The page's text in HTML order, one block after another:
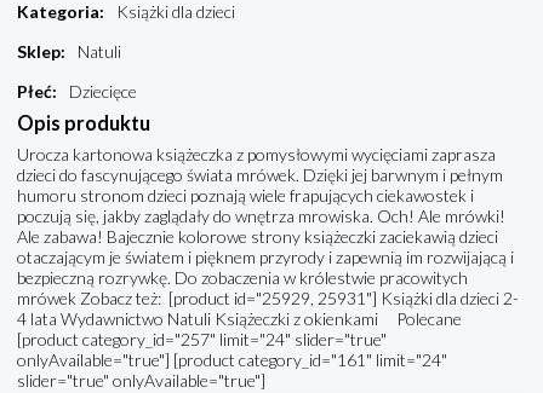
Kategoria:
Książki dla dzieci
Sklep:
Natuli
Płeć: Dziecięce
Opis produktu
Urocza kartonowa książeczka z pomysłowymi wycięciami zaprasza
dzieci do fascynującego świata mrówek. Dzięki jej barwnym i pełnym
humoru stronom dzieci poznają wiele frapujących ciekawostek i
poczują się, jakby zaglądały do wnętrza mrowiska. Och! Ale mrówki!
Ale zabawa! Bajecznie kolorowe strony książeczki zaciekawią dzieci
otaczającym je światem i pięknem przyrody i zapewnią im rozwijającą i
bezpieczną rozrywkę. Do zobaczenia w królestwie pracowitych
mrówek Zobacz też: [product id="25929, 25931"] Książki dla dzieci 2-
4 lata Wydawnictwo Natuli Książeczki z okienkami Polecane
[product category_id="257" limit="24" slider="true"
onlyAvailable="true"] [product category_id="161" limit="24"
slider="true" onlyAvailable="true"]